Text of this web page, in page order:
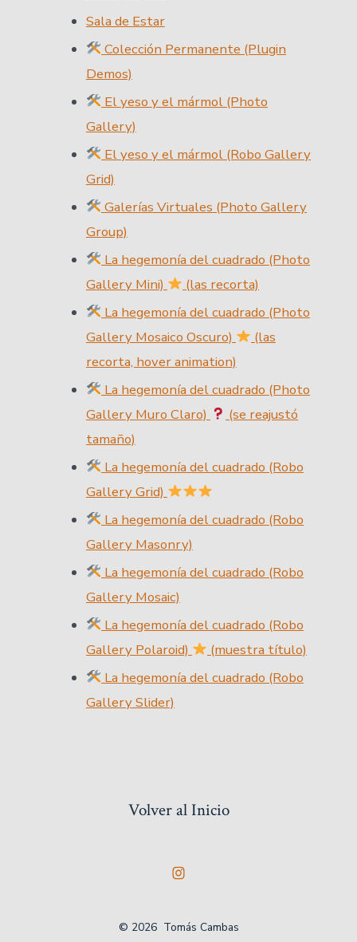
Sala de Estar
Colección Permanente (Plugin
Demos)
El yeso y el mármol (Photo
Gallery)
El yeso y el mármol (Robo Gallery
Grid)
Galerías Virtuales (Photo Gallery
Group)
La hegemonía del cuadrado (Photo
Gallery Mini)
(las recorta)
La hegemonía del cuadrado (Photo
Gallery Mosaico Oscuro)
(las
recorta, hover animation)
La hegemonía del cuadrado (Photo
Gallery Muro Claro)
(se reajustó
tamaño)
La hegemonía del cuadrado (Robo
Gallery Grid)
La hegemonía del cuadrado (Robo
Gallery Masonry)
La hegemonía del cuadrado (Robo
Gallery Mosaic)
La hegemonía del cuadrado (Robo
Gallery Polaroid)
(muestra título)
La hegemonía del cuadrado (Robo
Gallery Slider)
Volver al Inicio
Abrir
en
© 2026 Tomás Cambas